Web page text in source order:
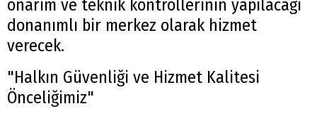
onarım ve teknik kontrollerinin yapılacağı
donanımlı bir merkez olarak hizmet
verecek.
"Halkın Güvenliği ve Hizmet Kalitesi
Önceliğimiz"